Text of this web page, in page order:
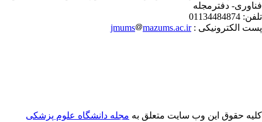
دفترمجله
01134484874
الکترونیکی :
jmums mazums.ac.ir
حقوق این وب سایت متعلق بهمجله دانشگاه علوم پزشکی